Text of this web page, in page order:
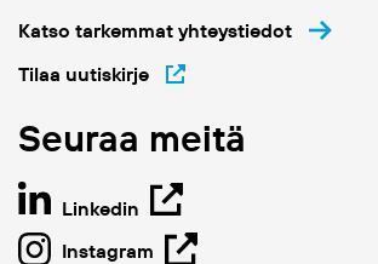
Katso tarkemmat yhteystiedot
Tilaa uutiskirje
Seuraa meitä
Linkedin
Instagram